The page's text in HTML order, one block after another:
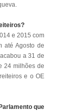
e 2015 com
até Agosto de
a 31 de
24 milhões de
e o OE
que